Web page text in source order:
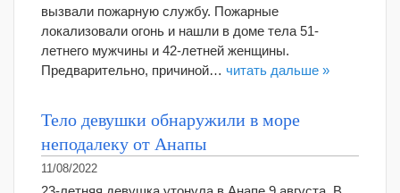
вызвали пожарную службу. Пожарные
локализовали огонь и нашли в доме тела 51-
летнего мужчины и 42-летней женщины.
Предварительно, причиной… читать дальше »
Тело девушки обнаружили в море
неподалеку от Анапы
11/08/2022